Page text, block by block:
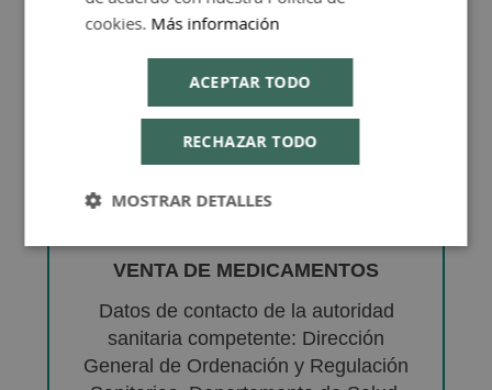
VENTA DE MEDICAMENTOS
Datos de contacto de la autoridad
sanitaria competente: Dirección
General de Ordenación y Regulación
cookies. Más información
ACEPTAR TODO
RECHAZAR TODO
MOSTRAR DETALLES